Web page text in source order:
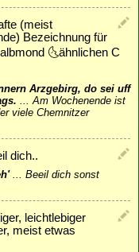
(meist
Bezeichnung für
🌜ähnlichen C
Arzgebirg, do sei uff
...Am Wochenende ist
viele Chemnitzer
dich..
... Beeil dich sonst
leichtlebiger
meist etwas